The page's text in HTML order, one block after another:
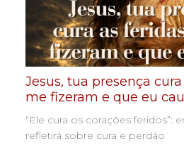
Jesus, tua presença
me fizeram e que eu
“Ele cura os corações feridos”:
refletirá sobre cura e perdão